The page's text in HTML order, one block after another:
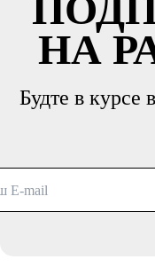
НА
Будте в курсе